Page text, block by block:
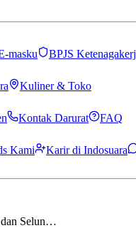
masku BPJS
Kuliner & Toko
Kontak Darurat FAQ
Kami Karir di Indosuara
dan Selun…